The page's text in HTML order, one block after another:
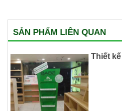
SẢN PHẨM LIÊN QUAN